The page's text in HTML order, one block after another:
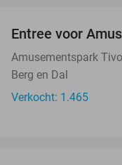
Entree voor
Amusementspark
Berg en Dal
Verkocht: 1.465